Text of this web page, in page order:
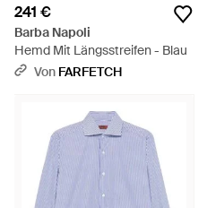
241 €
Barba Napoli
Hemd Mit Längsstreifen - Blau
Von FARFETCH